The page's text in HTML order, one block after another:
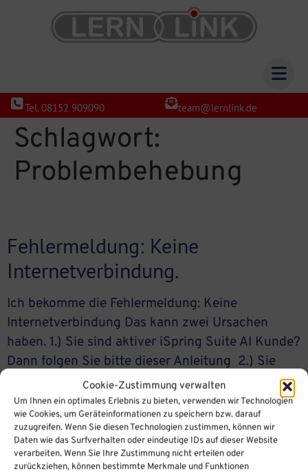
Cookie-Zustimmung verwalten
Um Ihnen ein optimales Erlebnis zu bieten, verwenden wir Technologien
wie Cookies, um Geräteinformationen zu speichern bzw. darauf
zuzugreifen. Wenn Sie diesen Technologien zustimmen, können wir
Daten wie das Surfverhalten oder eindeutige IDs auf dieser Website
verarbeiten. Wenn Sie Ihre Zustimmung nicht erteilen oder
zurückziehen, können bestimmte Merkmale und Funktionen
Tel. 08152 909090 team@lernlink.de
Schlagwort:
Problembehebung
Fehlermeldung: Keine
Internetverbindung.
Ich bekomme die Fehlermeldung: Keine
Internetverbindung Das kann zwei Ursachen
haben. 1.) Sie sind aktiver iSpring Suite AI Kunde?
Dann folgen Sie bitte dieser Anleitung 2.) Sie
haben eine unbefristete iSpring Suite Lizenz aber
keinen aktiven iSpring Suite AI Plan mehr?Dann
muss Ihre iSpring Suite Lizenz vom iSpring Cloud
Account getrennt werden. Anschließend
aktivieren Sie […]